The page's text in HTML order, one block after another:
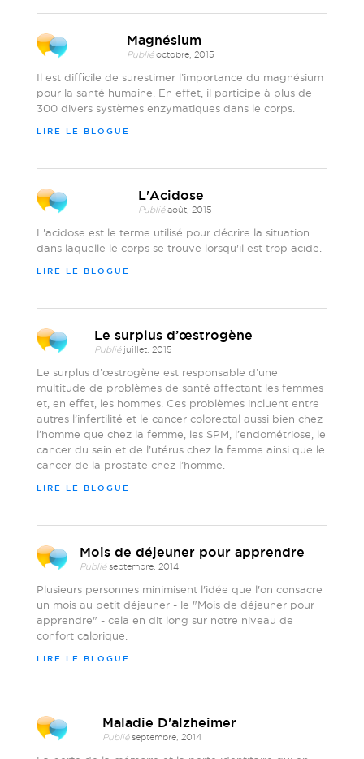
Magnésium
Publiéoctobre, 2015
Il est difficile de surestimer l’importance du magnésium
pour la santé humaine. En effet, il participe à plus de
300 divers systèmes enzymatiques dans le corps.
LIRE LE BLOGUE
L'Acidose
Publiéaoût, 2015
L'acidose est le terme utilisé pour décrire la situation
dans laquelle le corps se trouve lorsqu'il est trop acide.
LIRE LE BLOGUE
Le surplus d’œstrogène
Publié juillet, 2015
Le surplus d’œstrogène est responsable d’une
multitude de problèmes de santé affectant les femmes
et, en effet, les hommes. Ces problèmes incluent entre
autres l’infertilité et le cancer colorectal aussi bien chez
l’homme que chez la femme, les SPM, l’endométriose, le
cancer du sein et de l’utérus chez la femme ainsi que le
cancer de la prostate chez l’homme.
LIRE LE BLOGUE
Mois de déjeuner pour apprendre
Publiéseptembre, 2014
Plusieurs personnes minimisent l'idée que l'on consacre
un mois au petit déjeuner - le "Mois de déjeuner pour
apprendre" - cela en dit long sur notre niveau de
confort calorique.
LIRE LE BLOGUE
Maladie D'alzheimer
Publiéseptembre, 2014